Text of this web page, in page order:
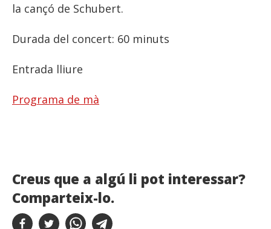
la cançó de Schubert.
Durada del concert: 60 minuts
Entrada lliure
Programa de mà
Creus que a algú li pot interessar?
Comparteix-lo.